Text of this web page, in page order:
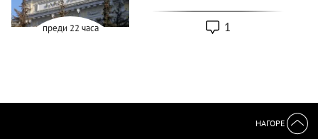
преди 22 часа 1
НАГОРЕ